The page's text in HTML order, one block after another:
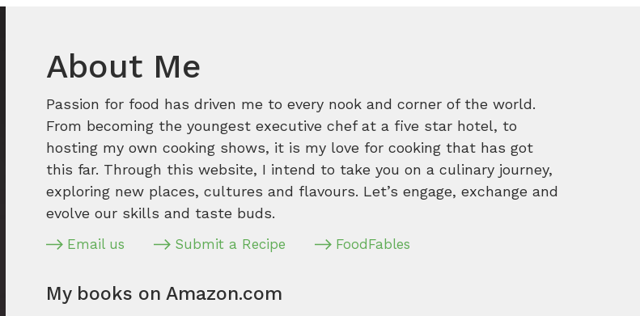
About Me
Passion for food has driven me to every nook and corner of the world.
From becoming the youngest executive chef at a five star hotel, to
hosting my own cooking shows, it is my love for cooking that has got
this far. Through this website, I intend to take you on a culinary journey,
exploring new places, cultures and flavours. Let’s engage, exchange and
evolve our skills and taste buds.
Email us Submit a Recipe FoodFables
My books on Amazon.com